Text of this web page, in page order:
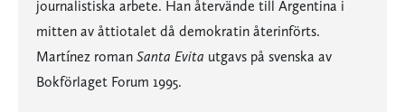
journalistiska arbete. Han återvände till Argentina i
mitten av åttiotalet då demokratin återinförts.
Martínez roman Santa Evita utgavs på svenska av
Bokförlaget Forum 1995.